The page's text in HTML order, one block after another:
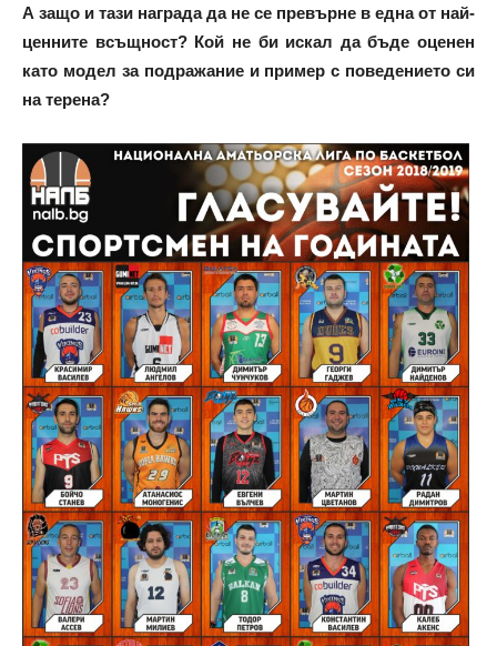
А защо и тази награда да не се превърне в една от най-
ценните всъщност? Кой не би искал да бъде оценен
като модел за подражание и пример с поведението си
на терена?